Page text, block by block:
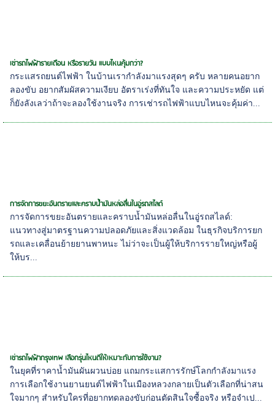
เช่ารถไฟฟ้ารายเดือน หรือรายวัน แบบไหนคุ้มกว่า?
กระแสรถยนต์ไฟฟ้า ในบ้านเรากำลังมาแรงสุดๆ ครับ หลายคนอยาก
ลองขับ อยากสัมผัสความเงียบ อัตราเร่งที่ทันใจ และความประหยัด แต่
ก็ยังลังเลว่าถ้าจะลองใช้งานจริง การเช่ารถไฟฟ้าแบบไหนจะคุ้มค่า...
การจัดการขยะอันตรายและคราบน้ำมันหล่อลื่นในอู่รถสไลด์
การจัดการขยะอันตรายและคราบน้ำมันหล่อลื่นในอู่รถสไลด์:
แนวทางสู่มาตรฐานความปลอดภัยและสิ่งแวดล้อม ในธุรกิจบริการยก
รถและเคลื่อนย้ายยานพาหนะ ไม่ว่าจะเป็นผู้ให้บริการรายใหญ่หรือผู้
ให้บร...
เช่ารถไฟฟ้ากรุงเทพ เลือกรุ่นไหนดีให้เหมาะกับการใช้งาน?
ในยุคที่ราคาน้ำมันผันผวนบ่อย แถมกระแสการรักษ์โลกกำลังมาแรง
การเลือกใช้งานยานยนต์ไฟฟ้าในเมืองหลวงกลายเป็นตัวเลือกที่น่าสน
ใจมากๆ สำหรับใครที่อยากทดลองขับก่อนตัดสินใจซื้อจริง หรือจำเป...